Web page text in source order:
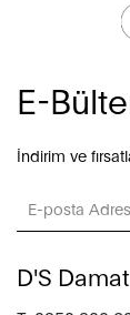
E-
İndirim ve
D'S